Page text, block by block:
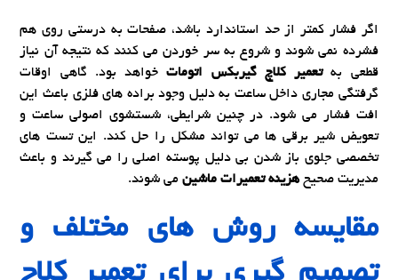
اگر فشار کمتر از حد استاندارد باشد، صفحات به درستی روی هم
فشرده نمی شوند و شروع به سر خوردن می کنند که نتیجه آن نیاز
قطعی بهتعمیر کلاچ گیربکس اتوماتخواهد بود. گاهی اوقات
گرفتگی مجاری داخل ساعت به دلیل وجود براده های فلزی باعث این
افت فشار می شود. در چنین شرایطی، شستشوی اصولی ساعت و
تعویض شیر برقی ها می تواند مشکل را حل کند. این تست های
تخصصی جلوی باز شدن بی دلیل پوسته اصلی را می گیرند و باعث
مدیریت صحیحهزینه تعمیرات ماشین می شوند.
مقایسه روش های مختلف و